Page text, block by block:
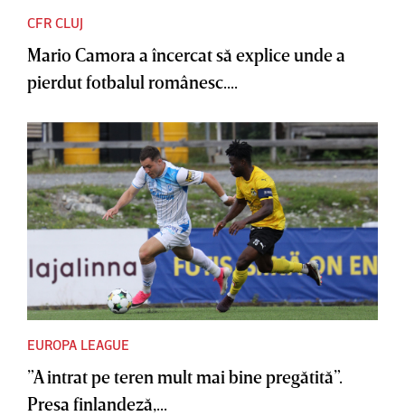
CFR CLUJ
Mario Camora a încercat să explice unde a
pierdut fotbalul românesc....
EUROPA LEAGUE
”A intrat pe teren mult mai bine pregătită”.
Presa finlandeză,...